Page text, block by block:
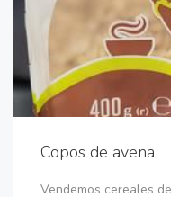
Copos de avena
Vendemos cereales